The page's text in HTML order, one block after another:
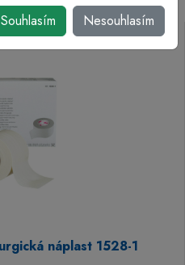
náplast 1528-1
Souhlasím Nesouhlasím